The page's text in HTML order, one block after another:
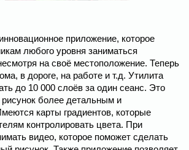
приложение, которое
любого уровня заниматься
на своё местоположение. Теперь
в дороге, на работе и т.д. Утилита
до 10 000 слоёв за один сеанс. Это
рисунок более детальным и
карты градиентов, которые
контролировать цвета. При
видео, которое поможет сделать